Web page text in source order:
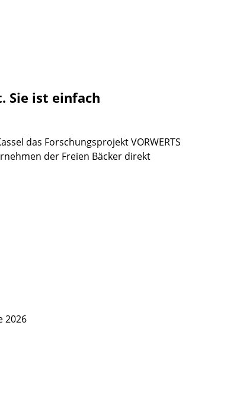
Sie ist einfach
das Forschungsprojekt VORWERTS
der Freien Bäcker direkt
2026